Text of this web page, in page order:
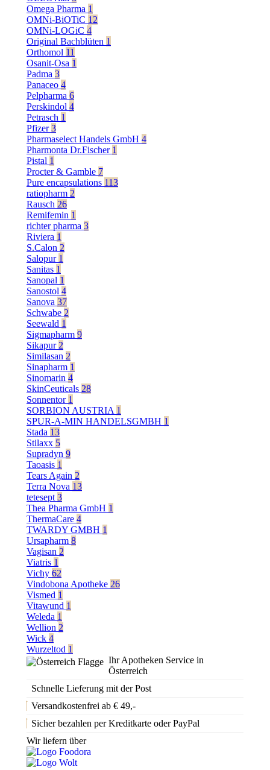
Omega Pharma 1
OMNi-BiOTiC 12
OMNi-LOGiC 4
Original Bachblüten 1
Orthomol 11
Osanit-Osa 1
Padma 3
Panaceo 4
Pelpharma 6
Perskindol 4
Petrasch 1
Pfizer3
Pharmaselect Handels GmbH 4
Pharmonta Dr.Fischer 1
Pistal 1
Procter & Gamble 7
Pure encapsulations 113
ratiopharm 2
Rausch 26
Remifemin 1
richter pharma 3
Riviera 1
S.Calon 2
Salopur 1
Sanitas 1
Sanopal 1
Sanostol 4
Sanova 37
Schwabe 2
Seewald 1
Sigmapharm 9
Sikapur 2
Similasan 2
Sinapharm 1
Sinomarin 4
SkinCeuticals 28
Sonnentor 1
SORBION AUSTRIA 1
SPUR-A-MIN HANDELSGMBH 1
Stada 13
Stilaxx 5
Supradyn 9
Taoasis 1
Tears Again 2
Terra Nova 13
tetesept 3
Thea Pharma GmbH 1
ThermaCare 4
TWARDY GMBH 1
Ursapharm 8
Vagisan 2
Viatris 1
Vichy 62
Vindobona Apotheke 26
Vismed 1
Vitawund 1
Weleda 1
Wellion 2
Wick 4
Wurzeltod 1
Ihr Apotheken Service in
Österreich
Schnelle Lieferung mit der Post
Versandkostenfrei ab € 49,-
Sicher bezahlen per Kreditkarte oder PayPal
Wir liefern über